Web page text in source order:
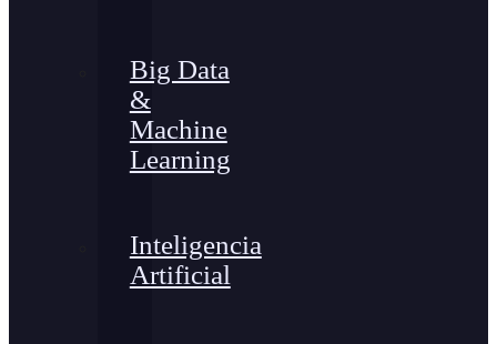
Big Data
&
Machine
Learning
Inteligencia
Artificial